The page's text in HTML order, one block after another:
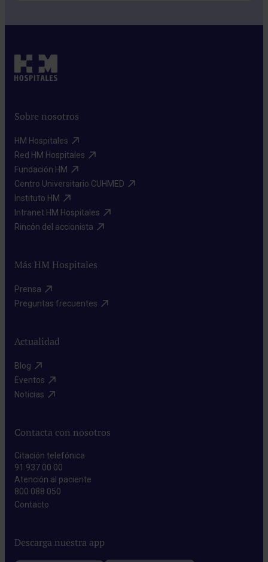
Sobre nosotros
HM Hospitales​
Red HM Hospitales​
Fundación HM​
Centro Universitario CUHMED​
Instituto HM​
Intranet HM Hospitales​
Rincón del accionista​
Más HM Hospitales
Prensa​
Preguntas frecuentes​
Actualidad
Blog​
Eventos​
Noticias​
Contacta con nosotros
Citación telefónica
91 937 00 00
Atención al paciente
800 088 050
Contacto​
Descarga nuestra app